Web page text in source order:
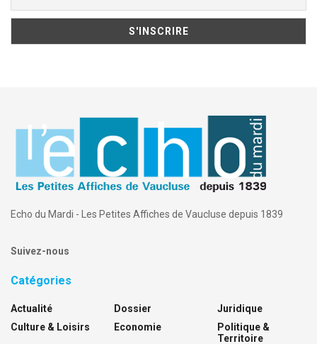
Echo du Mardi - Les Petites Affiches de Vaucluse depuis 1839
Suivez-nous
Catégories
Actualité
Culture & Loisirs
Dossier
Economie
Juridique
Politique &
Territoire